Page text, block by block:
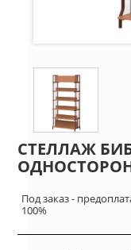
СТЕЛЛАЖ
Под заказ -
100%